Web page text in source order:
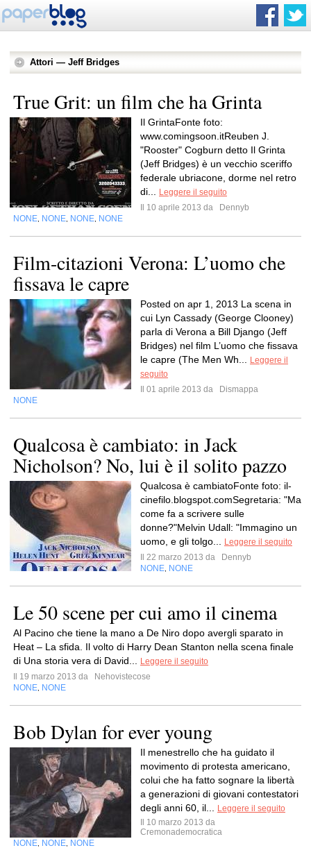
Attori — Jeff Bridges
True Grit: un film che ha Grinta
Il GrintaFonte foto:
www.comingsoon.itReuben J.
"Rooster" Cogburn detto Il Grinta
(Jeff Bridges) è un vecchio sceriffo
federale ubriacone, dorme nel retro
di...
Leggere il seguito
Il 10 aprile 2013 da
Dennyb
NONE NONE NONE NONE
Film-citazioni Verona: L’uomo che
fissava le capre
Posted on apr 1, 2013 La scena in
cui Lyn Cassady (George Clooney)
parla di Verona a Bill Django (Jeff
Bridges) nel film L’uomo che fissava
le capre (The Men Wh...
Leggere il
seguito
Il 01 aprile 2013 da
Dismappa
NONE
Qualcosa è cambiato: in Jack
Nicholson? No, lui è il solito pazzo
Qualcosa è cambiatoFonte foto: il-
cinefilo.blogspot.comSegretaria: "Ma
come fa a scrivere sulle
donne?"Melvin Udall: "Immagino un
uomo, e gli tolgo...
Leggere il seguito
Il 22 marzo 2013 da
Dennyb
NONE NONE
Le 50 scene per cui amo il cinema
Al Pacino che tiene la mano a De Niro dopo avergli sparato in
Heat – La sfida. Il volto di Harry Dean Stanton nella scena finale
di Una storia vera di David...
Leggere il seguito
Il 19 marzo 2013 da
Nehovistecose
NONE NONE
Bob Dylan for ever young
Il menestrello che ha guidato il
movimento di protesta americano,
colui che ha fatto sognare la libertà
a generazioni di giovani contestatori
degli anni 60, il...
Leggere il seguito
Il 10 marzo 2013 da
Cremonademocratica
NONE NONE NONE